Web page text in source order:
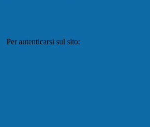
Per autenticarsi sul sito: